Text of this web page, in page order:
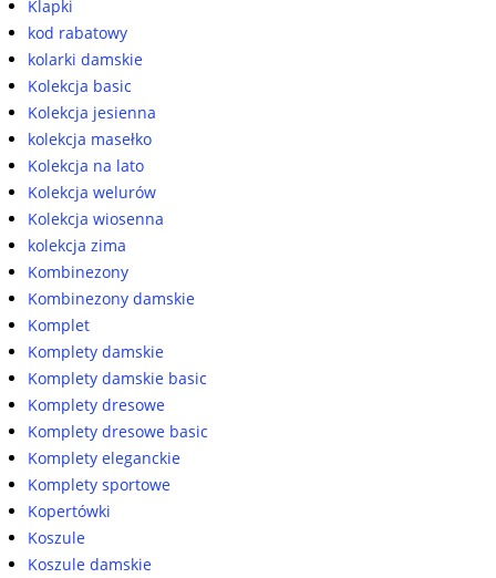
Klapki
kod rabatowy
kolarki damskie
Kolekcja basic
Kolekcja jesienna
kolekcja masełko
Kolekcja na lato
Kolekcja welurów
Kolekcja wiosenna
kolekcja zima
Kombinezony
Kombinezony damskie
Komplet
Komplety damskie
Komplety damskie basic
Komplety dresowe
Komplety dresowe basic
Komplety eleganckie
Komplety sportowe
Kopertówki
Koszule
Koszule damskie